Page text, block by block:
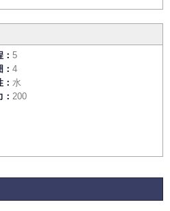
5
4
水
200